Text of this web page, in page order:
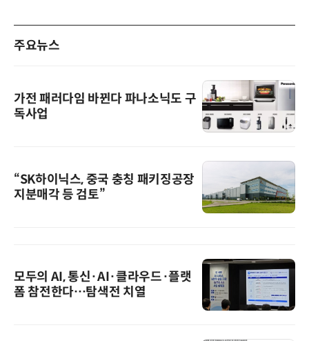
주요뉴스
가전 패러다임 바뀐다 파나소닉도 구
독사업
“SK하이닉스, 중국 충칭 패키징공장
지분매각 등 검토”
모두의 AI, 통신·AI·클라우드·플랫
폼 참전한다…탐색전 치열